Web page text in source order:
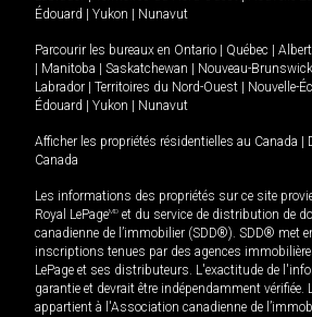
Édouard
Yukon Nunavut
Parcourir les bureaux en Ontario Québec
Manitoba Saskatchewan Nouveau-Brunswick
Labrador
Territoires du Nord-Ouest Nouvelle-
Édouard
Yukon Nunavut
Afficher les propriétés résidentielles au Canada
Canada
Les informations des propriétés sur ce site
Royal LePageMD et du service de distribution de
canadienne de l’immobilier (SDD®). SDD® met
inscriptions tenues par des agences
LePage et ses distributeurs. L'exactitude de
garantie et devrait être indépendamment vérifiée.
appartient à l'Association canadienne de